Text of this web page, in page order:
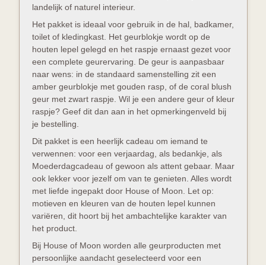
landelijk of naturel interieur.
Het pakket is ideaal voor gebruik in de hal, badkamer,
toilet of kledingkast. Het geurblokje wordt op de
houten lepel gelegd en het raspje ernaast gezet voor
een complete geurervaring. De geur is aanpasbaar
naar wens: in de standaard samenstelling zit een
amber geurblokje met gouden rasp, of de coral blush
geur met zwart raspje. Wil je een andere geur of kleur
raspje? Geef dit dan aan in het opmerkingenveld bij
je bestelling.
Dit pakket is een heerlijk cadeau om iemand te
verwennen: voor een verjaardag, als bedankje, als
Moederdagcadeau of gewoon als attent gebaar. Maar
ook lekker voor jezelf om van te genieten. Alles wordt
met liefde ingepakt door House of Moon. Let op:
motieven en kleuren van de houten lepel kunnen
variëren, dit hoort bij het ambachtelijke karakter van
het product.
Bij House of Moon worden alle geurproducten met
persoonlijke aandacht geselecteerd voor een